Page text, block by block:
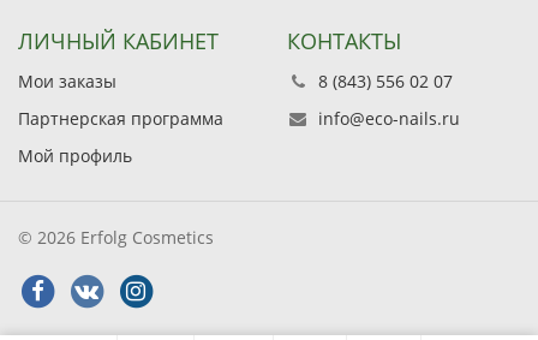
ЛИЧНЫЙ КАБИНЕТ
Мои заказы
Партнерская программа
Мой профиль
КОНТАКТЫ
8 (843) 556 02 07
info@eco-nails.ru
© 2026 Erfolg Cosmetics